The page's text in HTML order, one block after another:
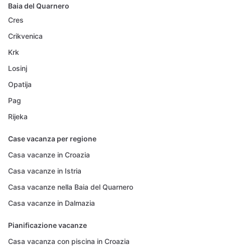
Baia del Quarnero
Cres
Crikvenica
Krk
Losinj
Opatija
Pag
Rijeka
Case vacanza per regione
Casa vacanze in Croazia
Casa vacanze in Istria
Casa vacanze nella Baia del Quarnero
Casa vacanze in Dalmazia
Pianificazione vacanze
Casa vacanza con piscina in Croazia